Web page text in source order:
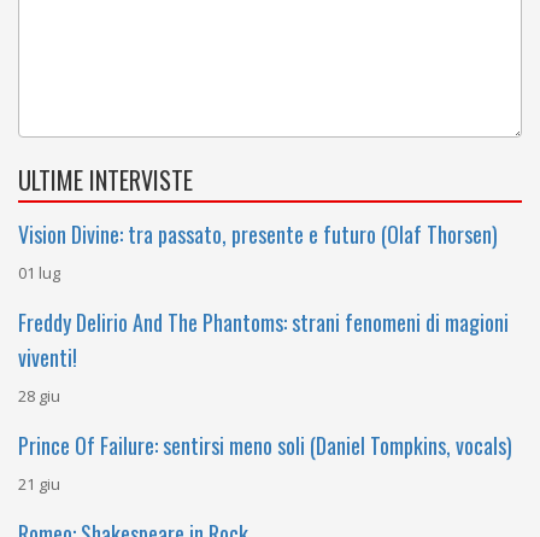
ULTIME INTERVISTE
Vision Divine: tra passato, presente e futuro (Olaf Thorsen)
01 lug
Freddy Delirio And The Phantoms: strani fenomeni di magioni
viventi!
28 giu
Prince Of Failure: sentirsi meno soli (Daniel Tompkins, vocals)
21 giu